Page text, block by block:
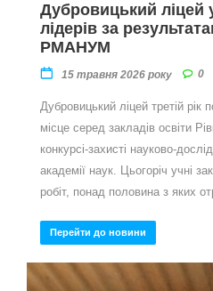
Дубровицький ліцей
лідерів за
РМАНУМ
15 травня 2026 року 0
Дубровицький ліцей третій рік
місце серед закладів освіти
конкурсі-захисті науково-
академії наук. Цьогоріч учні
робіт, понад половина з яких
Перейти до новини